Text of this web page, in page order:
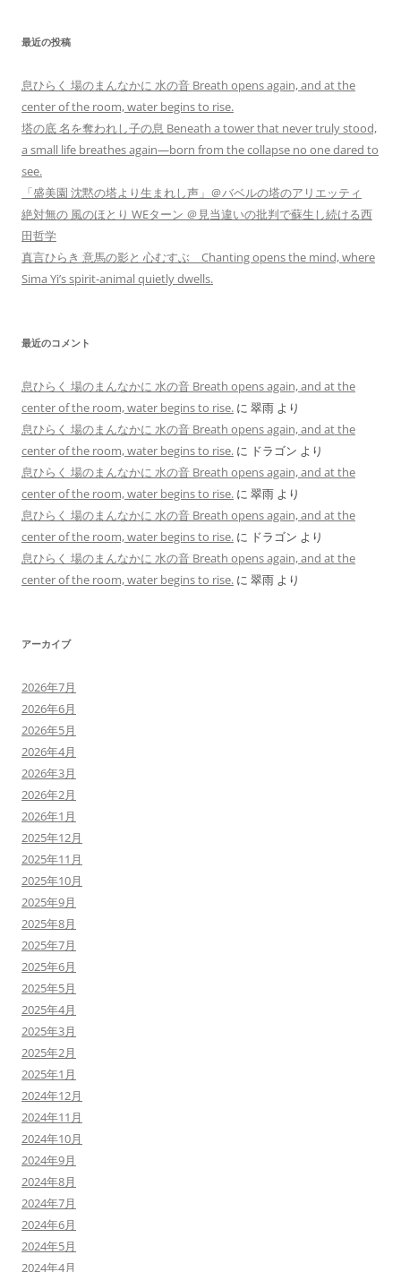
最近の投稿
息ひらく 場のまんなかに 水の音 Breath opens again, and at the
center of the room, water begins to rise.
塔の底 名を奪われし子の息 Beneath a tower that never truly stood,
a small life breathes again—born from the collapse no one dared to
see.
「盛美園 沈黙の塔より生まれし声」＠バベルの塔のアリエッティ
絶対無の 風のほとり WEターン ＠見当違いの批判で蘇生し続ける西
田哲学
真言ひらき 意馬の影と 心むすぶ Chanting opens the mind, where
Sima Yi’s spirit-animal quietly dwells.
最近のコメント
息ひらく 場のまんなかに 水の音 Breath opens again, and at the
center of the room, water begins to rise. に 翠雨 より
息ひらく 場のまんなかに 水の音 Breath opens again, and at the
center of the room, water begins to rise. に ドラゴン より
息ひらく 場のまんなかに 水の音 Breath opens again, and at the
center of the room, water begins to rise. に 翠雨 より
息ひらく 場のまんなかに 水の音 Breath opens again, and at the
center of the room, water begins to rise. に ドラゴン より
息ひらく 場のまんなかに 水の音 Breath opens again, and at the
center of the room, water begins to rise. に 翠雨 より
アーカイブ
2026年7月
2026年6月
2026年5月
2026年4月
2026年3月
2026年2月
2026年1月
2025年12月
2025年11月
2025年10月
2025年9月
2025年8月
2025年7月
2025年6月
2025年5月
2025年4月
2025年3月
2025年2月
2025年1月
2024年12月
2024年11月
2024年10月
2024年9月
2024年8月
2024年7月
2024年6月
2024年5月
2024年4月